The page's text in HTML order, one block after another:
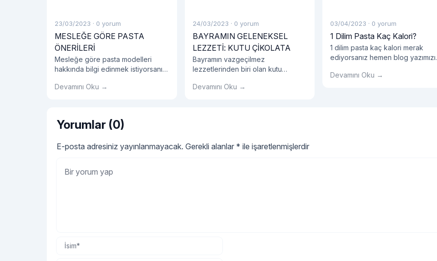
23/03/2023 · 0 yorum
MESLEĞE GÖRE PASTA
ÖNERİLERİ
Mesleğe göre pasta modelleri
hakkında bilgi edinmek istiyorsanız
Devamını Oku →
24/03/2023 · 0 yorum
BAYRAMIN GELENEKSEL
LEZZETİ: KUTU ÇİKOLATA
Bayramın vazgeçilmez
lezzetlerinden biri olan kutu
hediyeleşme geleneğimizin önemli
Devamını Oku →
03/04/2023 · 0 yorum
1 Dilim Pasta Kaç Kalori?
1 dilim pasta kaç kalori merak
ediyorsanız hemen blog yazımızı
Devamını Oku →
Yorumlar (0)
E-posta adresiniz yayınlanmayacak. Gerekli alanlar * ile işaretlenmişlerdir